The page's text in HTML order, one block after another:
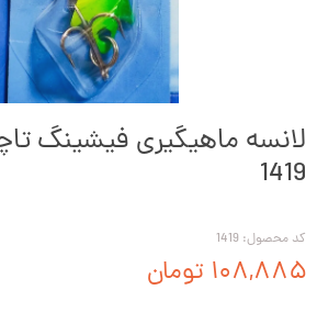
کد محصول: 1419
۱۰۸,۸۸۵ تومان